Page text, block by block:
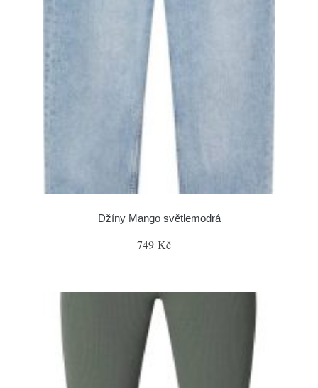
Džíny Mango světlemodrá
749 Kč